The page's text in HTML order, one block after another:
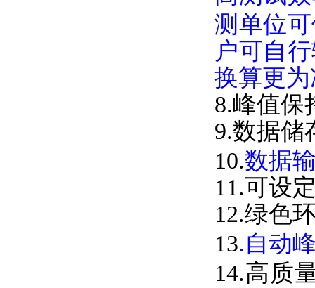
测单位
户可自
换算更
8.峰值保
9.数据储
10.数据
11.可设
12.绿色
13.自动
14.高质